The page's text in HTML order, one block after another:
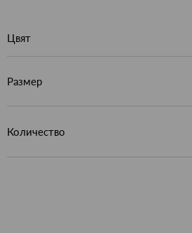
Цвят
Размер
Количество